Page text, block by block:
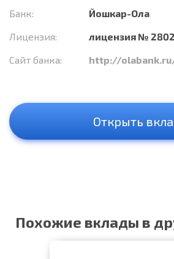
Банк:
Йошкар-Ола
Лицензия:
лицензия № 2802
Сайт банка:
http://
Открыть
Похожие вклады в